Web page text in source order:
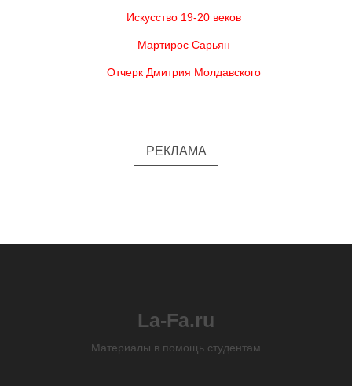
Искусство 19-20 веков
Мартирос Сарьян
Отчерк Дмитрия Молдавского
РЕКЛАМА
La-Fa.ru
Материалы в помощь студентам